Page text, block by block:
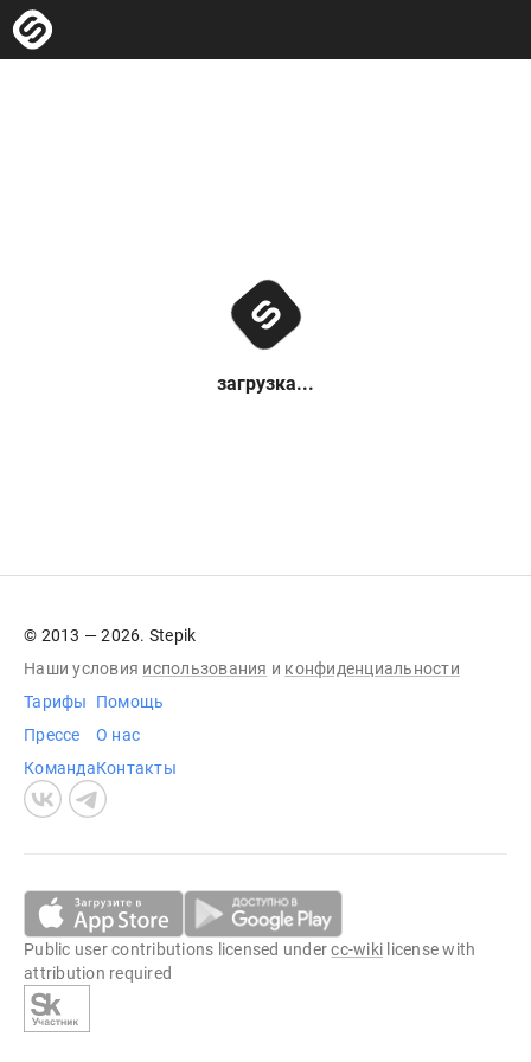
загрузка...
© 2013 — 2026. Stepik
Наши условия использования и конфиденциальности
Тарифы
Прессе
Команда
Помощь
О нас
Контакты
Public user contributions licensed undercc-wiki license with
attribution required